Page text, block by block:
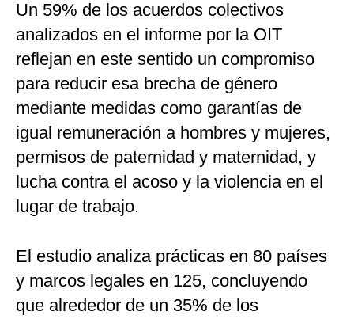
Un 59% de los acuerdos colectivos
analizados en el informe por la OIT
reflejan en este sentido un compromiso
para reducir esa brecha de género
mediante medidas como garantías de
igual remuneración a hombres y mujeres,
permisos de paternidad y maternidad, y
lucha contra el acoso y la violencia en el
lugar de trabajo.
El estudio analiza prácticas en 80 países
y marcos legales en 125, concluyendo
que alrededor de un 35% de los